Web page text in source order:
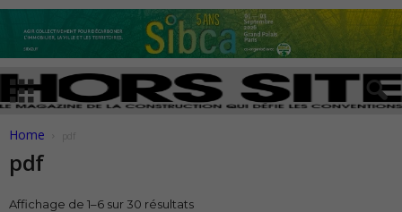
Home
pdf
Affichage de 1–6 sur 30 résultats